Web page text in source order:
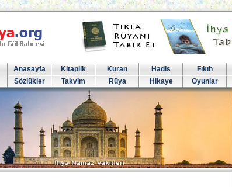
Anasayfa Kitaplik Kuran Hadis Fıkıh
Sözlükler
Takvim Rüya Hikaye Oyunlar